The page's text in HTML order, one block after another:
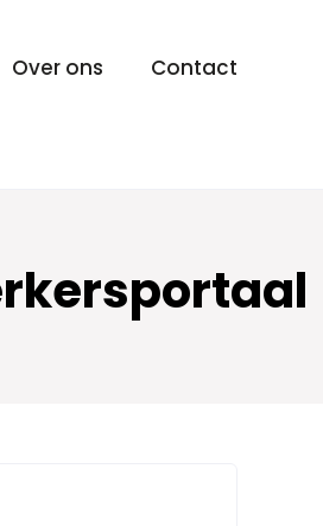
Over ons Contact